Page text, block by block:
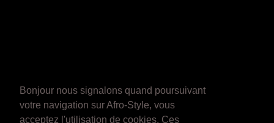
Bonjour nous signalons quand poursuivant
votre navigation sur Afro-Style, vous
acceptez l'utilisation de cookies. Ces